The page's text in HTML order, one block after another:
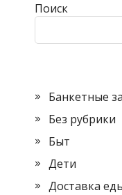
Поиск
Банкетные
Без рубрики
Быт
Дети
Доставка